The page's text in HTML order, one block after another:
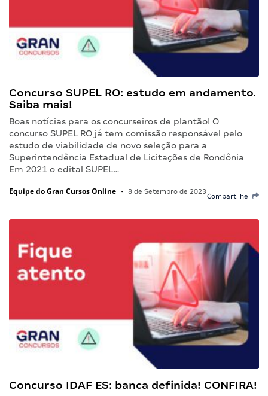
Concurso SUPEL RO: estudo em andamento.
Saiba mais!
Boas notícias para os concurseiros de plantão! O
concurso SUPEL RO já tem comissão responsável pelo
estudo de viabilidade de novo seleção para a
Superintendência Estadual de Licitações de Rondônia
Em 2021 o edital SUPEL…
Equipe do Gran Cursos Online • 8 de Setembro de 2023
Compartilhe
Concurso IDAF ES: banca definida! CONFIRA!